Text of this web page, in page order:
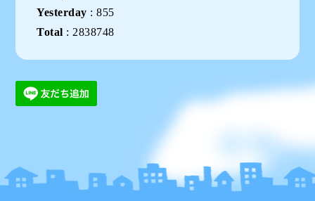
Yesterday :855
Total : 2838748